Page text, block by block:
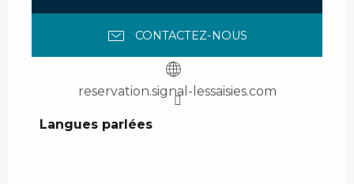
CONTACTEZ-NOUS
reservation.signal-lessaisies.com
Langues parlées
Langues parlées